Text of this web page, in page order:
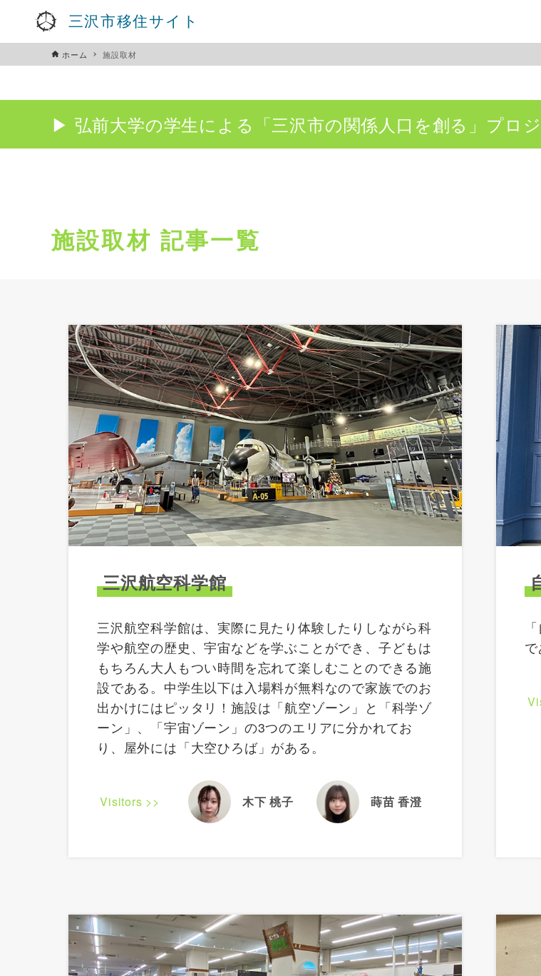
三沢市移住サイト
ホーム 施設取材
▶︎ 弘前大学の学生による「三沢市の関係人口を創る」プロ
施設取材 記事一覧
三沢航空科学館
三沢航空科学館は、実際に見たり体験したりしながら科
学や航空の歴史、宇宙などを学ぶことができ、子どもは
もちろん大人もつい時間を忘れて楽しむことのできる施
設である。中学生以下は入場料が無料なので家族でのお
出かけにはピッタリ！施設は「航空ゾーン」と「科学ゾ
ーン」、「宇宙ゾーン」の3つのエリアに分かれてお
り、屋外には「大空ひろば」がある。
Visitors >> 木下 桃子 蒔苗 香澄
で